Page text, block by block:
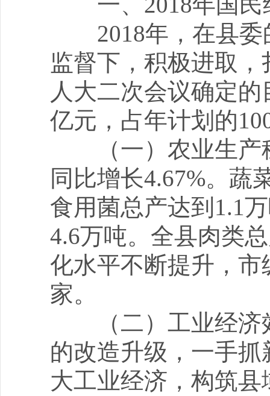
2018年，在县委
监督下，积极进取
人大二次会议确定
亿元，占年计划的
（一）农业生产
同比增长4.67%。蔬
食用菌总产达到1.1
4.6万吨。全县肉类
化水平不断提升，
家。
（二）工业经济
的改造升级，一手
大工业经济，构筑